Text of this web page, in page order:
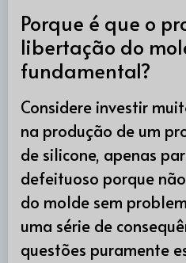
Porque é que o
libertação do
fundamental?
Considere investir
na produção de um
de silicone, apenas
defeituoso porque
do molde sem
uma série de
questões puramente